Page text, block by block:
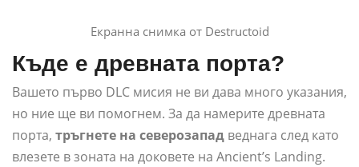
Екранна снимка от Destructoid
Къде е древната порта?
Вашето първо DLC мисия не ви дава много указания,
но ние ще ви помогнем. За да намерите древната
порта, тръгнете на северозапад веднага след като
влезете в зоната на доковете на Ancient’s Landing.